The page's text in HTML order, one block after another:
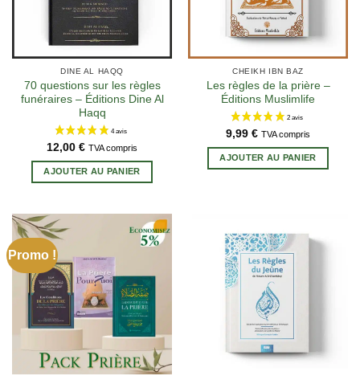
DINE AL HAQQ
70 questions sur les règles
funéraires – Éditions Dine Al
Haqq
12,00 € TVA compris
AJOUTER AU PANIER
CHEIKH IBN BAZ
Les règles de la prière –
Éditions Muslimlife
9,99 € TVA compris
AJOUTER AU PANIER
Promo !